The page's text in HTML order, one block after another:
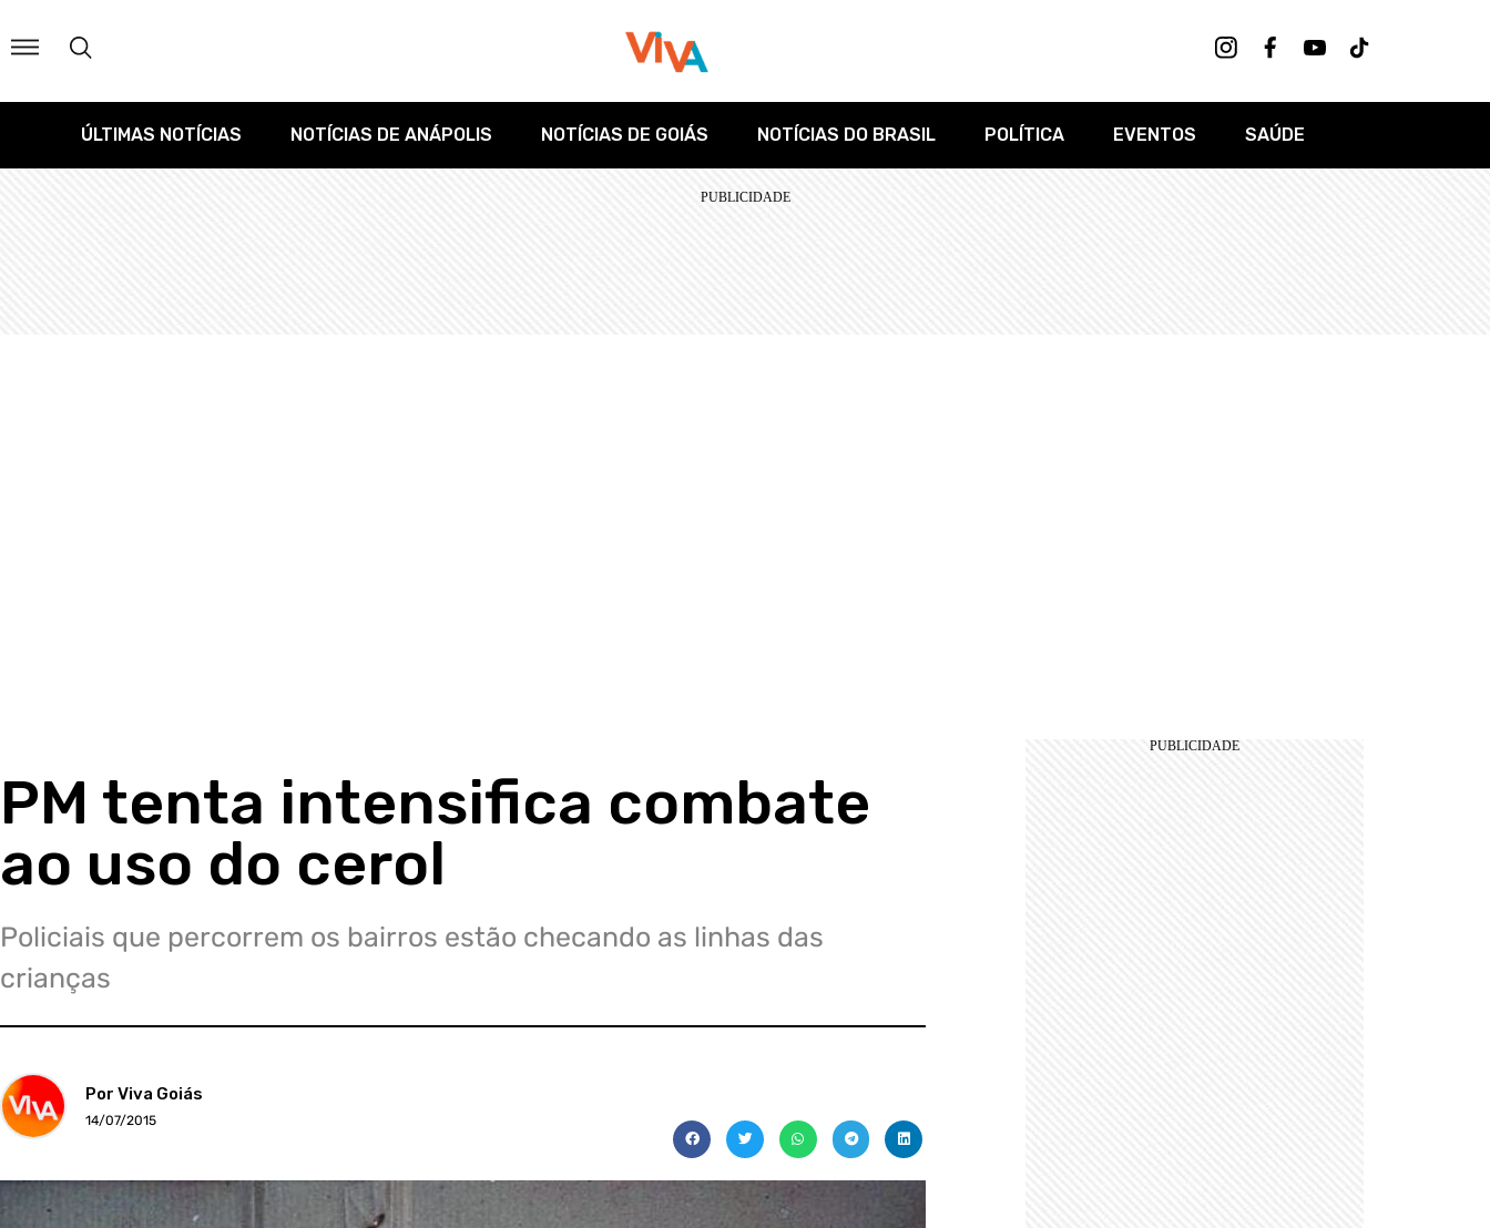
ÚLTIMAS NOTÍCIAS NOTÍCIAS DE ANÁPOLIS NOTÍCIAS DE GOIÁS NOTÍCIAS DO BRASIL POLÍTICA EVENTOS SAÚDE
PM tenta intensifica combate
ao uso do cerol
Policiais que percorrem os bairros estão checando as linhas das
crianças
Por Viva Goiás
14/07/2015